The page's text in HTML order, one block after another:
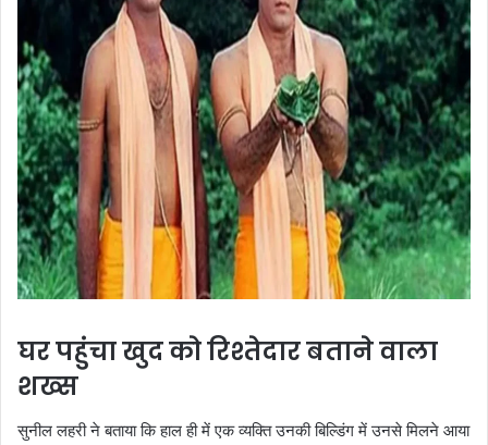
घर पहुंचा खुद को रिश्तेदार बताने वाला
शख्स
सुनील लहरी ने बताया कि हाल ही में एक व्यक्ति उनकी बिल्डिंग में उनसे मिलने आया